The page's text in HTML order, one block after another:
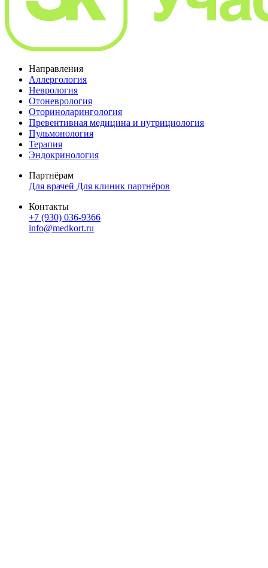
Направления
Аллергология
Неврология
Отоневрология
Оториноларингология
Превентивная медицина и нутрициология
Пульмонология
Терапия
Эндокринология
Партнёрам
Для врачей Для клиник партнёров
Контакты
+7 (930) 036-9366
info@medkort.ru